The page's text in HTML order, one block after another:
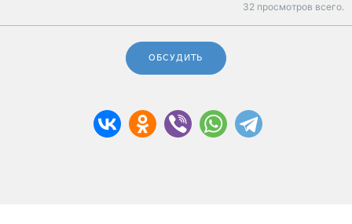
32 просмотров всего.
ОБСУДИТЬ